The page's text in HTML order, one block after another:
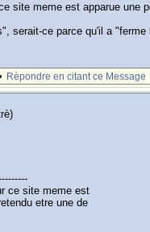
site meme est apparue une
serait-ce parce qu'il a "ferme
Rèpondre en citant ce Message
ce site meme est
etre une de